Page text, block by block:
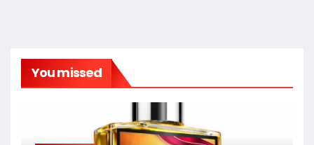
You missed